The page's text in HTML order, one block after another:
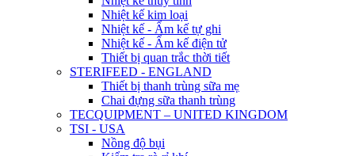
Nhiệt kế kim loại
Nhiệt kế - Ẩm kế tự ghi
Nhiệt kế - Ẩm kế điện tử
Thiết bị quan trắc thời tiết
STERIFEED - ENGLAND
Thiết bị thanh trùng sữa mẹ
Chai đựng sữa thanh trùng
TECQUIPMENT – UNITED KINGDOM
TSI - USA
Nồng độ bụi